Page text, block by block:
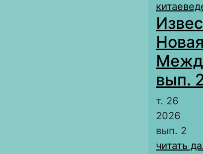
вып.
т. 26
2026
вып. 2
читать